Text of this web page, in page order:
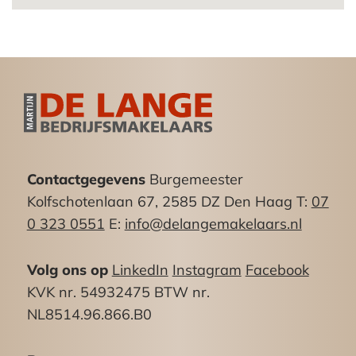
eetgelegenheden.
Door de ligging aan de doorgaande weg naar de
Scheveningse Boulevard en Schevenings Haven
uitstekende attentiewaarde.
Oppervlakte Treilerdwarsweg 140:
Opleveringsniveau:
Het gehuurde wordt casco opgeleverd en
ContactgegevensBurgemeester
Kolfschotenlaan 67, 2585 DZ Den Haag T: 07
0 323 0551 E: info@delangemakelaars.nl
Volg ons op LinkedIn Instagram Facebook
KVK nr. 54932475 BTW nr.
NL8514.96.866.B0